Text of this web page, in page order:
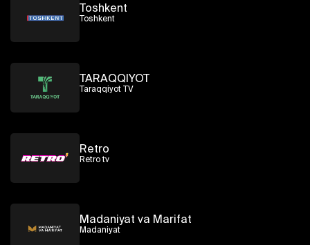
Toshkent
Toshkent
TARAQQIYOT
Taraqqiyot TV
Retro
Retro tv
Madaniyat va Marifat
Madaniyat